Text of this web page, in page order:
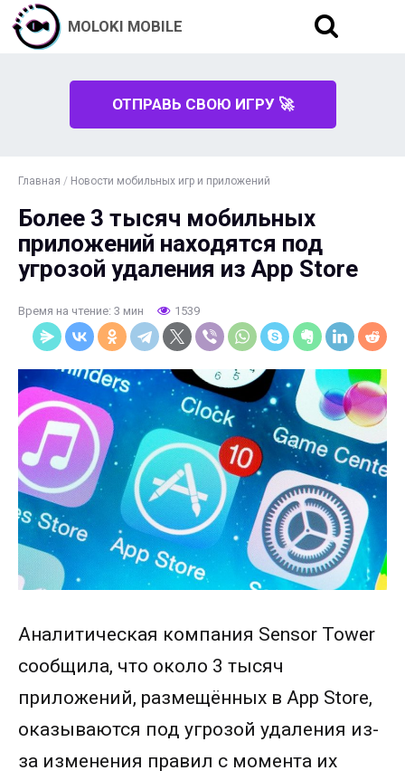
MOLOKI MOBILE
ОТПРАВЬ СВОЮ ИГРУ 🚀
Главная / Новости мобильных игр и приложений
Более 3 тысяч мобильных
приложений находятся под
угрозой удаления из App Store
Время на чтение: 3 мин 1539
Аналитическая компания Sensor Tower
сообщила, что около 3 тысяч
приложений, размещённых в App Store,
оказываются под угрозой удаления из-
за изменения правил с момента их